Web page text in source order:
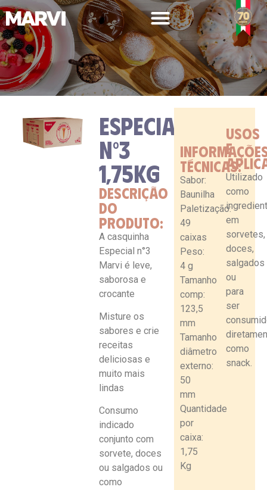
LINHA PROFISSIONAL
ESPECIAL
Nº3
1,75KG
DESCRIÇÃO
DO
PRODUTO:
A casquinha
Especial n°3
Marvi é leve,
saborosa e
crocante
Misture os
sabores e crie
receitas
deliciosas e
muito mais
lindas
Consumo
indicado
conjunto com
sorvete, doces
ou salgados ou
como
TÉCNICAS:
Sabor:
Baunilha
Paletização:
49
caixas
Peso:
4 g
Tamanho
comp:
123,5
mm
Tamanho
diâmetro
externo:
50
mm
Quantidade
por
caixa:
1,75
Kg
USOS
E
Utilizado
como
em
sorvetes,
doces,
salgados
ou
para
ser
como
snack.